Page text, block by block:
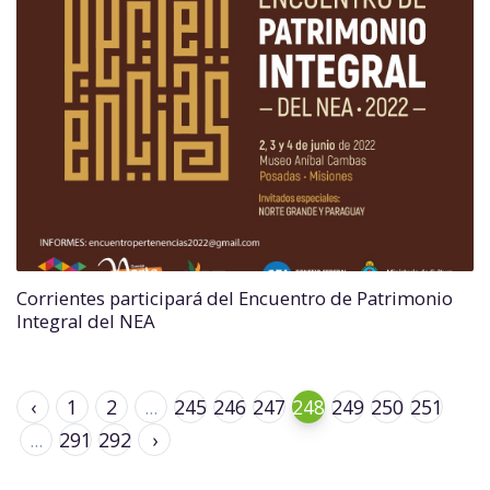
Corrientes participará del Encuentro de Patrimonio
Integral del NEA
‹ 1 2 ... 245 246 247 248 249 250 251
...
291 292 ›